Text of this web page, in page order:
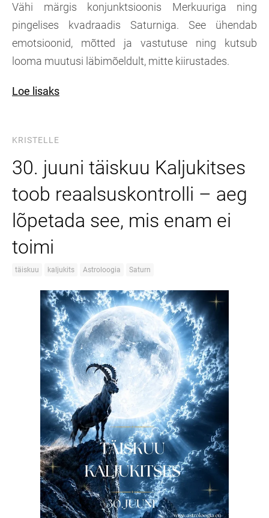
Vähi märgis konjunktsioonis Merkuuriga ning
pingelises kvadraadis Saturniga. See ühendab
emotsioonid, mõtted ja vastutuse ning kutsub
looma muutusi läbimõeldult, mitte kiirustades.
Loe lisaks
KRISTELLE
30. juuni täiskuu Kaljukitses
toob reaalsuskontrolli – aeg
lõpetada see, mis enam ei
toimi
täiskuu kaljukits Astroloogia Saturn